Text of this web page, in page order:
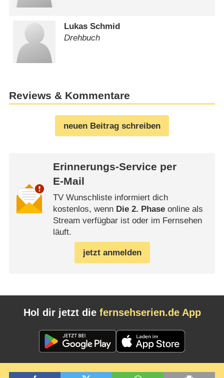
Lukas Schmid
Drehbuch
Reviews & Kommentare
neuen Beitrag schreiben
Erinnerungs-Service per
E-Mail
TV Wunschliste informiert dich
kostenlos, wenn Die 2. Phaseonline als
Stream verfügbar ist oder im Fernsehen
läuft.
jetzt anmelden
Hol dir jetzt die fernsehserien.de App